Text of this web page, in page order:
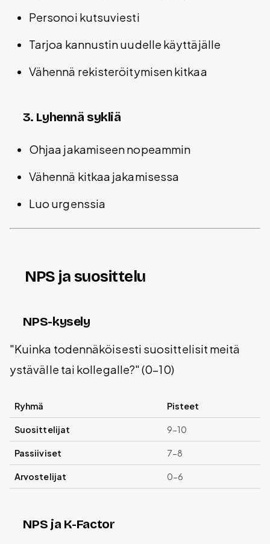
Personoi kutsuviesti
Tarjoa kannustin uudelle käyttäjälle
Vähennä rekisteröitymisen kitkaa
3. Lyhennä sykliä
Ohjaa jakamiseen nopeammin
Vähennä kitkaa jakamisessa
Luo urgenssia
NPS ja suosittelu
NPS-kysely
"Kuinka todennäköisesti suosittelisit meitä
ystävälle tai kollegalle?" (0-10)
Ryhmä Pisteet
Suosittelijat 9-10
Passiiviset 7-8
Arvostelijat 0-6
NPS ja K-Factor